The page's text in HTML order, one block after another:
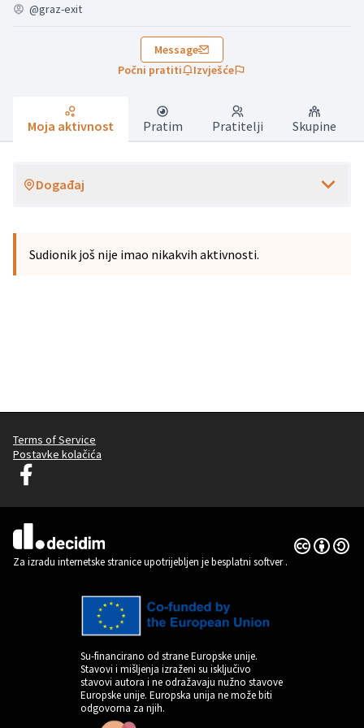
@graz-exit
Message
Počni pratiti
Izvješće
Moja aktivnost Pratim Pratitelji Skupine
Događaj
Sudionik još nije imao nikakvih aktivnosti.
Terms of Service
Postavke kolačića
Graz Gemeinsam Gestalten na Facebooku
(Vanjska poveznica)
Za izradu internetske stranice upotrijebljen je besplatni softver.
Licencija
(Vanjska
Su-financirano od strane Europske unije.
Stavovi i mišljenja izraženi su isključivo
stavovi autora i ne odražavaju nužno stavove
Europske unije. Europska unija ne može biti
odgovorna za njih.